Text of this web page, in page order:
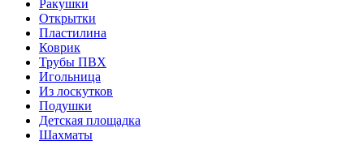
Ракушки
Открытки
Пластилина
Коврик
Трубы ПВХ
Игольница
Из лоскутков
Подушки
Детская площадка
Шахматы